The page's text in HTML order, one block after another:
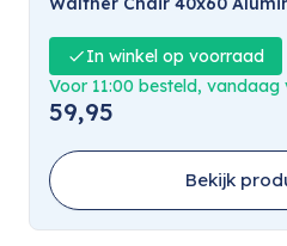
In winkel op voorraad
Voor 11:00 besteld, vandaag
59,95
Bekijk